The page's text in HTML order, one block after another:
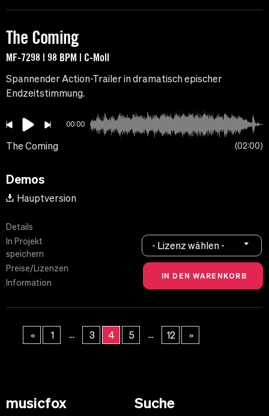
The Coming
MF-7298 | 98 BPM | C-Moll
Spannender Action-Trailer in dramatisch epischer
Endzeitstimmung.
00:00
The Coming 02:00
Demos
Hauptversion
Details
In Projekt
speichern
Preise/Lizenzen
Information
- Lizenz wählen -
« 1 ... 3 4 5 ... 12 »
musicfox Suche